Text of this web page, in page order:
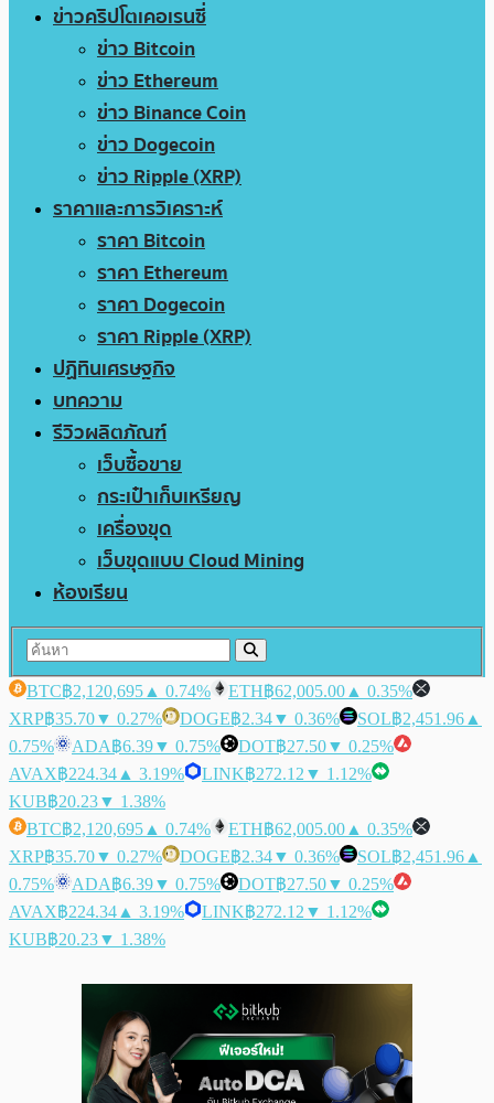
ข่าวคริปโตเคอเรนซี่
ข่าว Bitcoin
ข่าว Ethereum
ข่าว Binance Coin
ข่าว Dogecoin
ข่าว Ripple (XRP)
ราคาและการวิเคราะห์
ราคา Bitcoin
ราคา Ethereum
ราคา Dogecoin
ราคา Ripple (XRP)
ปฏิทินเศรษฐกิจ
บทความ
รีวิวผลิตภัณฑ์
เว็บซื้อขาย
กระเป๋าเก็บเหรียญ
เครื่องขุด
เว็บขุดแบบ Cloud Mining
ห้องเรียน
BTC฿2,120,695 ▲ 0.74% ETH฿62,005.00 ▲ 0.35%
XRP฿35.70▼ 0.27% DOGE฿2.34▼ 0.36% SOL฿2,451.96 ▲
0.75%
ADA฿6.39▼ 0.75% DOT฿27.50▼ 0.25%
AVAX฿224.34 ▲ 3.19% LINK฿272.12 ▼ 1.12%
KUB฿20.23▼ 1.38%
BTC฿2,120,695 ▲ 0.74% ETH฿62,005.00 ▲ 0.35%
XRP฿35.70▼ 0.27% DOGE฿2.34▼ 0.36% SOL฿2,451.96 ▲
0.75%
ADA฿6.39▼ 0.75% DOT฿27.50▼ 0.25%
AVAX฿224.34 ▲ 3.19% LINK฿272.12 ▼ 1.12%
KUB฿20.23▼ 1.38%